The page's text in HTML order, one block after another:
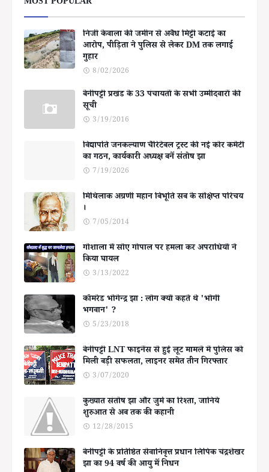
निजी केवाला की जमीन से अवैध मिट्टी कटाई का
आरोप, पीड़िता ने पुलिस से लेकर DM तक लगाई
गुहार
8/02/2026
बेनीपट्टी प्रखंड के 33 पंचायतों के सभी उम्मीदवारों की
सूची
3/19/2016
विद्यापति जनकल्याण चैरिटेबल ट्रस्ट की नई कोर कमेटी
का गठन, कार्यकारी अध्यक्ष बनें संतोष झा
7/19/2026
मिथिलाक अग्रणी महान बिभूति सब के संक्षिप्त परिचय
।
7/05/2014
गोशाला में सोए गोपाल पर हमला कर अपराधियों ने
किया घायल
3/13/2022
कॉमरेड भोगेन्द्र झा : लोग क्यों कहते थे 'भोगी
भगवान' ?
5/23/2018
बेनीपट्टी LNT फाइनेंस से हुई लूट मामले में पुलिस को
मिली बड़ी सफलता, लाइनर समेत तीन गिरफ्तार
3/07/2020
कुख्यात संतोष झा और जुर्म का रिश्ता, जानिये
शुरुआत से अब तक की कहानी
12/28/2015
बेनीपट्टी के प्रतिष्ठित सेवानिवृत्त प्रधान लिपिक चंद्रशेखर
झा का 94 वर्ष की आयु में निधन